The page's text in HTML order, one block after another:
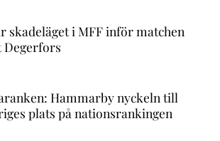
skadeläget i MFF inför matchen
Degerfors
Hammarby nyckeln till
plats på nationsrankingen